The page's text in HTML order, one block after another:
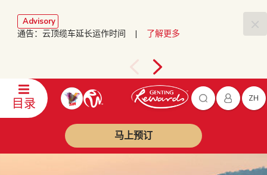
Advisory
通告：云顶缆车延长运作时间 | 了解更多
目录 ZH
马上预订